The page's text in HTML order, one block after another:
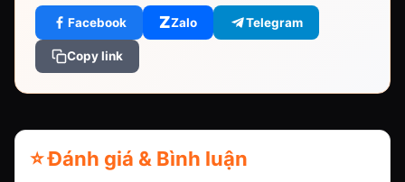
Facebook ZZalo Telegram
Copy link
⭐ Đánh giá & Bình luận